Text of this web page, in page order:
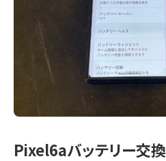
Pixel6aバッテリー交換